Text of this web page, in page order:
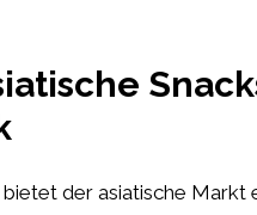
der asiatische Markt